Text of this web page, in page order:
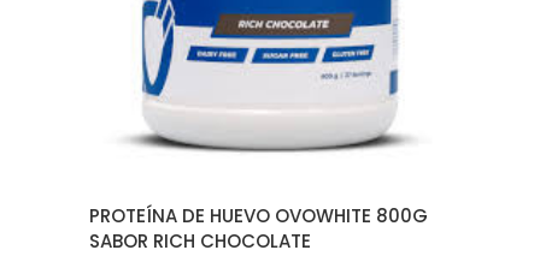
PROTEÍNA DE HUEVO OVOWHITE 800G
SABOR RICH CHOCOLATE